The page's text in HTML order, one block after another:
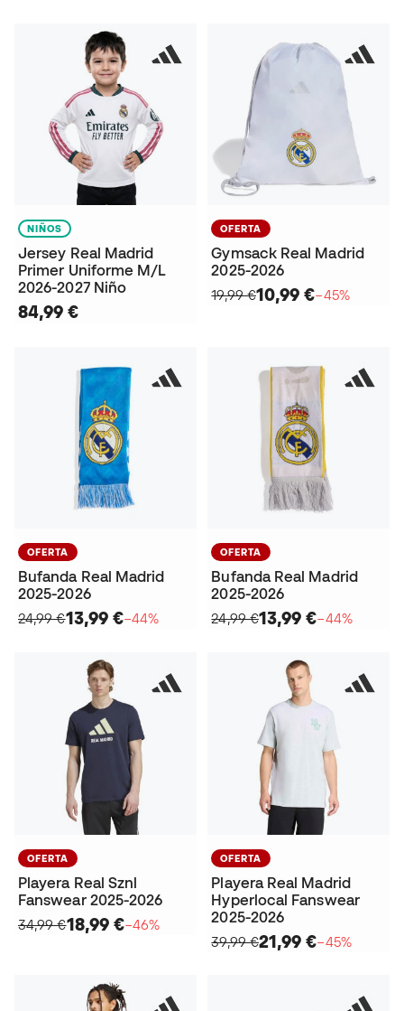
NIÑOS
Jersey Real Madrid
Primer Uniforme M/L
2026-2027 Niño
84,99 €
OFERTA
Gymsack Real Madrid
2025-2026
19,99 €10,99 €−45%
OFERTA
Bufanda Real Madrid
2025-2026
24,99 €13,99 €−44%
OFERTA
Bufanda Real Madrid
2025-2026
24,99 €13,99 €−44%
OFERTA
Playera Real Sznl
Fanswear 2025-2026
34,99 €18,99 €−46%
OFERTA
Playera Real Madrid
Hyperlocal Fanswear
2025-2026
39,99 €21,99 €−45%